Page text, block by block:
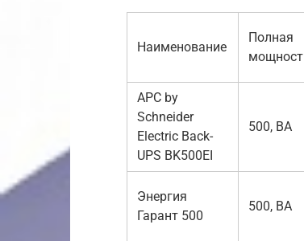
Наименование
Полная
APC by
Schneider
Electric Back-
UPS BK500EI
500, ВА
Энергия
Гарант 500
500, ВА